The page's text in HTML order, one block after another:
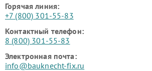
Горячая линия:
+7 (800) 301-55-83
Контактный телефон:
8 (800) 301-55-83
Электронная почта:
info@bauknecht-fix.ru